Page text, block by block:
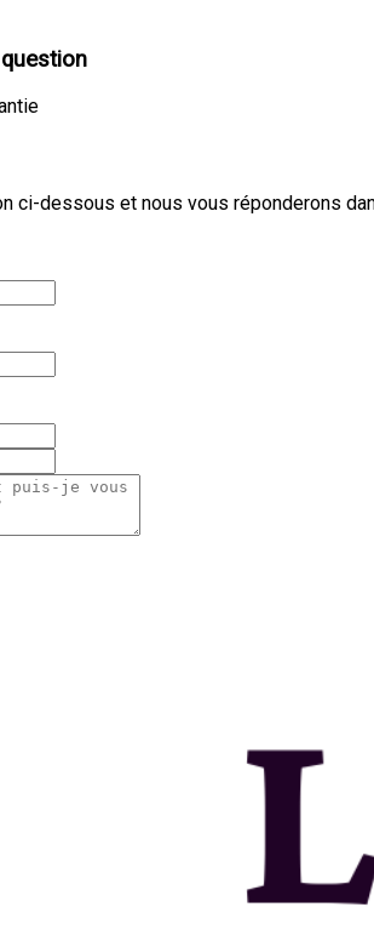
ci-dessous et nous vous réponderons